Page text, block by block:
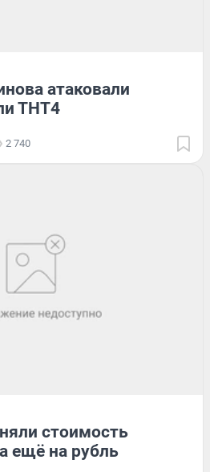
атаковали
ТНТ4
2 740
стоимость
ещё на рубль